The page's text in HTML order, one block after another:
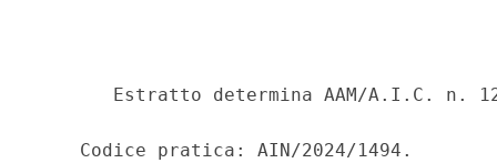
Estratto determina AAM/A.I.C. n.
    Codice pratica: AIN/2024/1494.